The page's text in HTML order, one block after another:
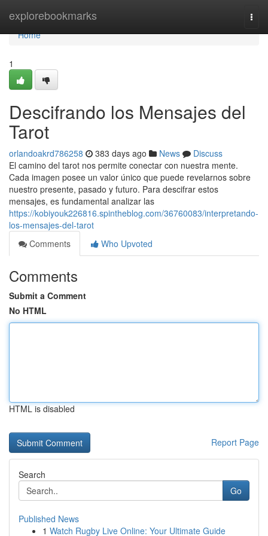
explorebookmarks
Home
Home
1
Descifrando los Mensajes del
Tarot
orlandoakrd786258 383 days ago News
Discuss
El camino del tarot nos permite conectar con nuestra mente.
Cada imagen posee un valor único que puede revelarnos sobre
nuestro presente, pasado y futuro. Para descifrar estos
mensajes, es fundamental analizar las
https://kobiyouk226816.spintheblog.com/36760083/interpretando-
los-mensajes-del-tarot
Comments
Who Upvoted
Comments
Submit a Comment
No HTML
HTML is disabled
Report Page
Search
Go
Published News
1 Watch Rugby Live Online: Your Ultimate Guide